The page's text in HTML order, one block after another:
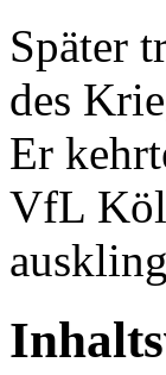
Später
des
Er
VfL